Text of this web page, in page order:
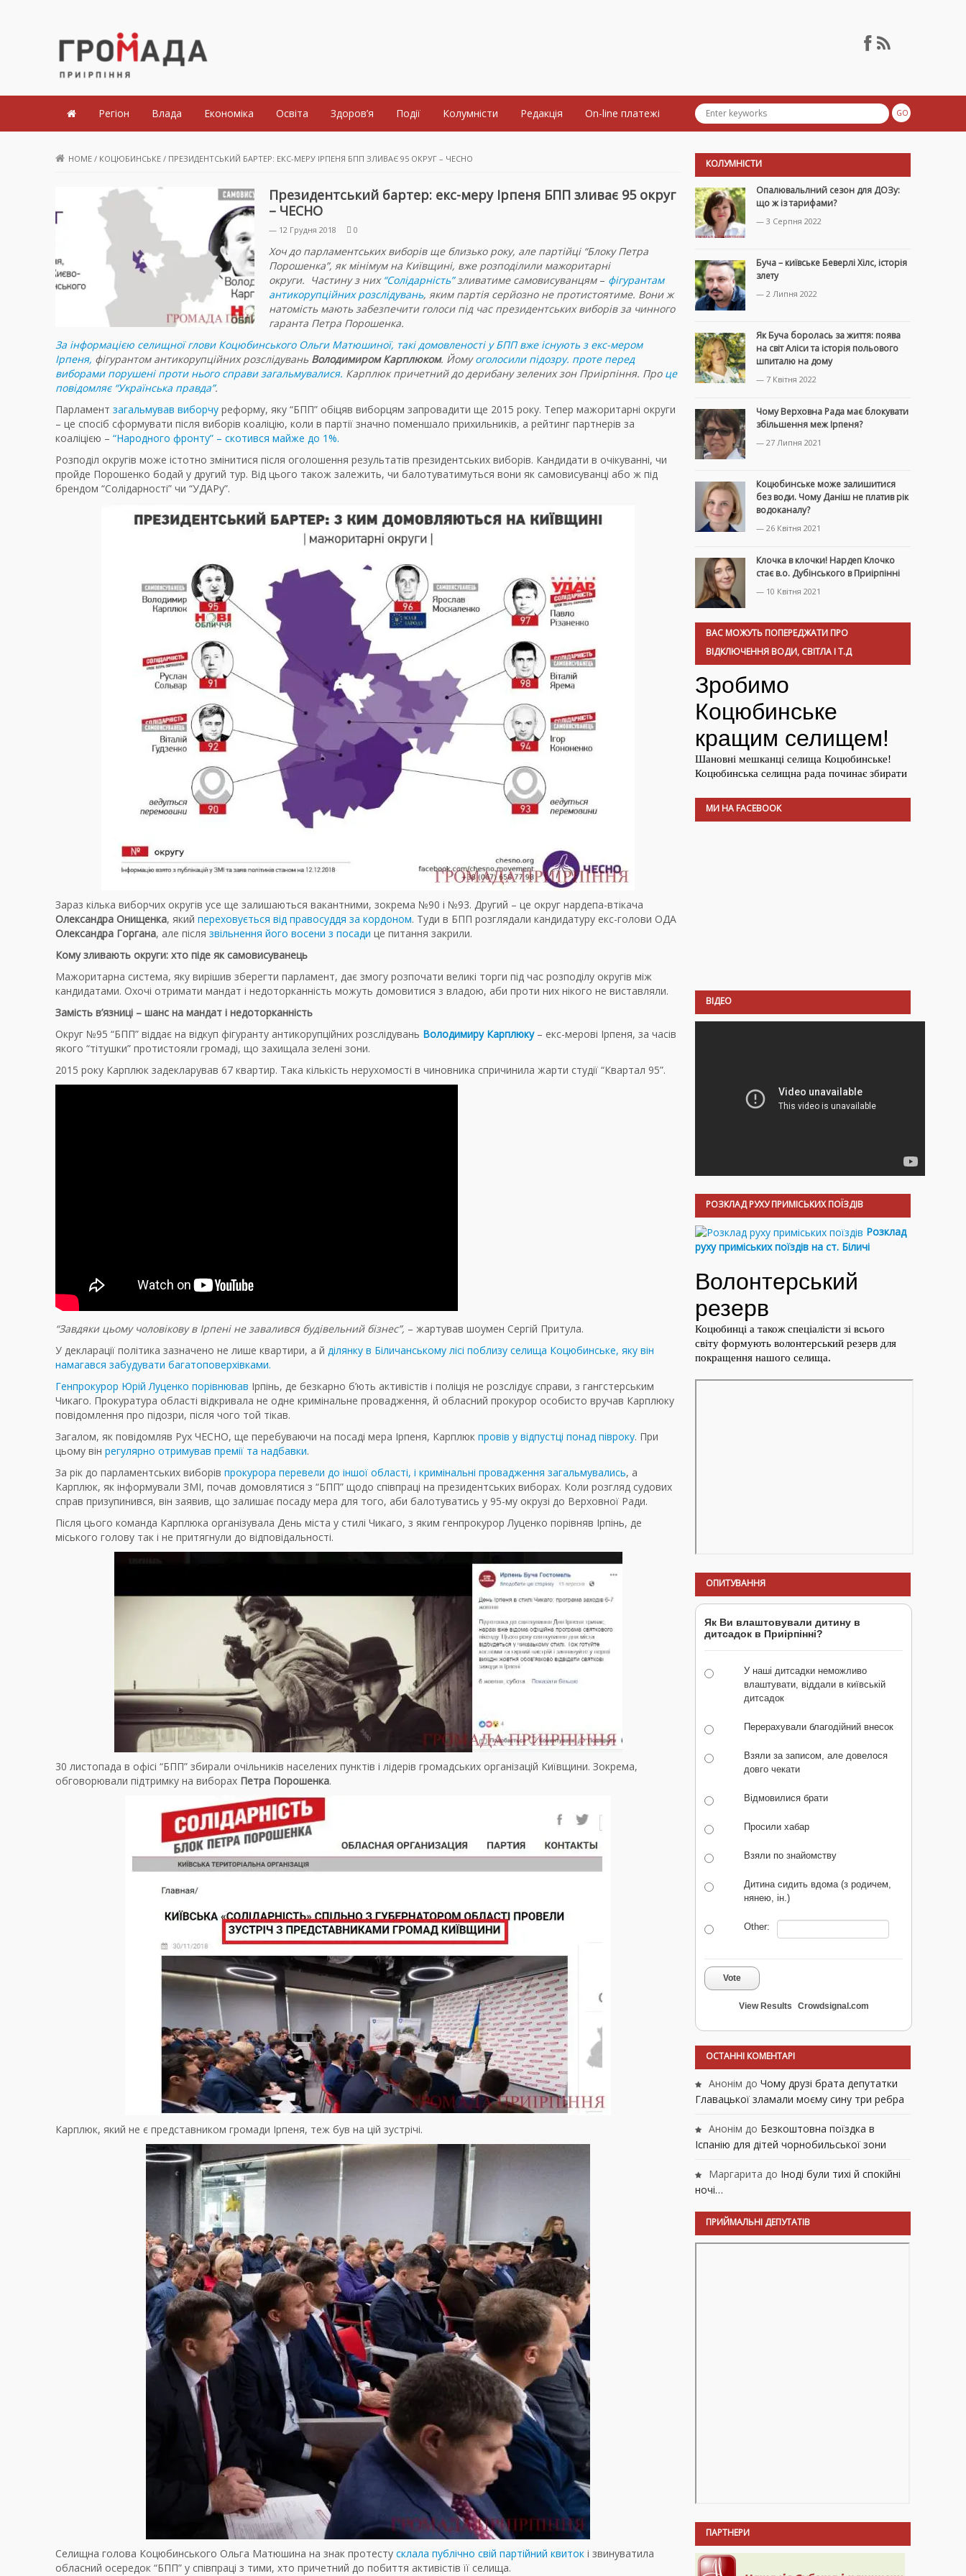
Громада Приірпіння
Регіон Влада Економіка Освіта Здоров’я Події Колумністи Редакція On-line платежі
HOME / КОЦЮБИНСЬКЕ / ПРЕЗИДЕНТСЬКИЙ БАРТЕР: ЕКС-МЕРУ ІРПЕНЯ БПП ЗЛИВАЄ 95 ОКРУГ – ЧЕСНО
Президентський бартер: екс-меру Ірпеня БПП зливає 95 округ
– ЧЕСНО
— 12 Грудня 2018 0
Хоч до парламентських виборів ще близько року, але партійці “Блоку Петра
Порошенка”, як мінімум на Київщині, вже розподілили мажоритарні
округи. Частину з них “Солідарність”зливатиме самовисуванцям – фігурантам
антикорупційних розслідувань, яким партія серйозно не протистоятиме. Вони ж
натомість мають забезпечити голоси під час президентських виборів за чинного
гаранта Петра Порошенка.
За інформацією селищної глови Коцюбинського Ольги Матюшиної, такі домовленості у БПП вже існують з екс-мером
Ірпеня, фігурантом антикорупційних розслідувань Володимиром Карплюком. Йомуоголосили підозру. проте перед
виборами порушені проти нього справи загальмувалися. Карплюк причетний до дерибану зелених зон Приірпіння. Проце
повідомляє “Українська правда”.
Парламент загальмував виборчу реформу, яку “БПП” обіцяв виборцям запровадити ще 2015 року. Тепер мажоритарні округи
– це спосіб сформувати після виборів коаліцію, коли в партії значно поменшало прихильників, а рейтинг партнерів за
коаліцією – “Народного фронту” – скотився майже до 1%.
Розподіл округів може істотно змінитися після оголошення результатів президентських виборів. Кандидати в очікуванні, чи
пройде Порошенко бодай у другий тур. Від цього також залежить, чи балотуватимуться вони як самовисуванці або ж під
брендом “Солідарності” чи “УДАРу”.
Зараз кілька виборчих округів усе ще залишаються вакантними, зокрема №90 і №93. Другий – це округ нардепа-втікача
Олександра Онищенка, який переховується від правосуддя за кордоном. Туди в БПП розглядали кандидатуру екс-голови ОДА
Олександра Горгана, але після звільнення його восени з посади це питання закрили.
Кому зливають округи: хто піде як самовисуванець
Мажоритарна система, яку вирішив зберегти парламент, дає змогу розпочати великі торги під час розподілу округів між
кандидатами. Охочі отримати мандат і недоторканність можуть домовитися з владою, аби проти них нікого не виставляли.
Замість в’язниці – шанс на мандат і недоторканність
Округ №95 “БПП” віддає на відкуп фігуранту антикорупційних розслідувань Володимиру Карплюку– екс-мерові Ірпеня, за часів
якого “тітушки” протистояли громаді, що захищала зелені зони.
2015 року Карплюк задекларував 67 квартир. Така кількість нерухомості в чиновника спричинила жарти студії “Квартал 95”.
“Завдяки цьому чоловікову в Ірпені не завалився будівельний бізнес”, – жартував шоумен Сергій Притула.
У декларації політика зазначено не лише квартири, а й ділянку в Біличанському лісі поблизу селища Коцюбинське, яку він
намагався забудувати багатоповерхівками.
Генпрокурор Юрій Луценко порівнював Ірпінь, де безкарно б’ють активістів і поліція не розслідує справи, з гангстерським
Чикаго. Прокуратура області відкривала не одне кримінальне провадження, й обласний прокурор особисто вручав Карплюку
повідомлення про підозри, після чого той тікав.
Загалом, як повідомляв Рух ЧЕСНО, ще перебуваючи на посаді мера Ірпеня, Карплюк провів у відпустці понад півроку. При
цьому він регулярно отримував премії та надбавки.
За рік до парламентських виборів прокурора перевели до іншої області, і кримінальні провадження загальмувались, а
Карплюк, як інформували ЗМІ, почав домовлятися з “БПП” щодо співпраці на президентських виборах. Коли розгляд судових
справ призупинився, він заявив, що залишає посаду мера для того, аби балотуватись у 95-му окрузі до Верховної Ради.
Після цього команда Карплюка організувала День міста у стилі Чикаго, з яким генпрокурор Луценко порівняв Ірпінь, де
міського голову так і не притягнули до відповідальності.
30 листопада в офісі “БПП” збирали очільників населених пунктів і лідерів громадських організацій Київщини. Зокрема,
обговорювали підтримку на виборах Петра Порошенка.
Карплюк, який не є представником громади Ірпеня, теж був на цій зустрічі.
Селищна голова Коцюбинського Ольга Матюшина на знак протесту склала публічно свій партійний квиток і звинуватила
обласний осередок “БПП” у співпраці з тими, хто причетний до побиття активістів її селища.
КОЛУМНІСТИ
Опалювальлний сезон для ДОЗу:
що ж із тарифами?
— 3 Серпня 2022
Буча – київське Беверлі Хілс, історія
злету
— 2 Липня 2022
Як Буча боролась за життя: поява
на світ Аліси та історія польового
шпиталю на дому
— 7 Квітня 2022
Чому Верховна Рада має блокувати
збільшення меж Ірпеня?
— 27 Липня 2021
Коцюбинське може залишитися
без води. Чому Даніш не платив рік
водоканалу?
— 26 Квітня 2021
Клочка в клочки! Нардеп Клочко
стає в.о. Дубінського в Приірпінні
— 10 Квітня 2021
ВАС МОЖУТЬ ПОПЕРЕДЖАТИ ПРО
ВІДКЛЮЧЕННЯ ВОДИ, СВІТЛА І Т.Д
МИ НА FACEBOOK
ВІДЕО
РОЗКЛАД РУХУ ПРИМІСЬКИХ ПОЇЗДІВ
Розклад
руху приміських поїздів на ст. Біличі
ОПИТУВАННЯ
Як Ви влаштовували дитину в
дитсадок в Приірпінні?
У наші дитсадки неможливо
влаштувати, віддали в київській
дитсадок
Перерахували благодійний внесок
Взяли за записом, але довелося
довго чекати
Відмовилися брати
Просили хабар
Взяли по знайомству
Дитина сидить вдома (з родичем,
нянею, ін.)
Other:
Vote
View Results Crowdsignal.com
ОСТАННІ КОМЕНТАРІ
Анонім до Чому друзі брата депутатки
Главацької зламали моєму сину три ребра
Анонім до Безкоштовна поїздка в
Іспанію для дітей чорнобильської зони
Маргарита до Іноді були тихі й спокійні
ночі…
ПРИЙМАЛЬНІ ДЕПУТАТІВ
ПАРТНЕРИ